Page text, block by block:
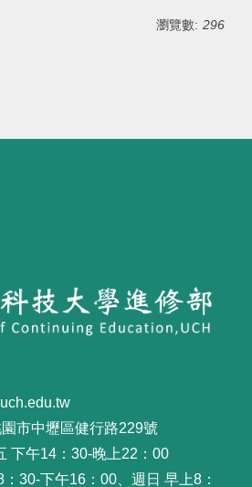
瀏覽數: 296
中壢區健行路229號
下午14：30-晚上22：00
午16：00、週日 早上8：